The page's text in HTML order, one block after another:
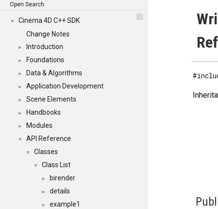
Open Search
▼
Cinema 4D C++ SDK
Change Notes
► Introduction
► Foundations
► Data & Algorithms
► Application Development
► Scene Elements
► Handbooks
► Modules
▼ API Reference
▼ Classes
▼ Class List
► birender
► details
► example1